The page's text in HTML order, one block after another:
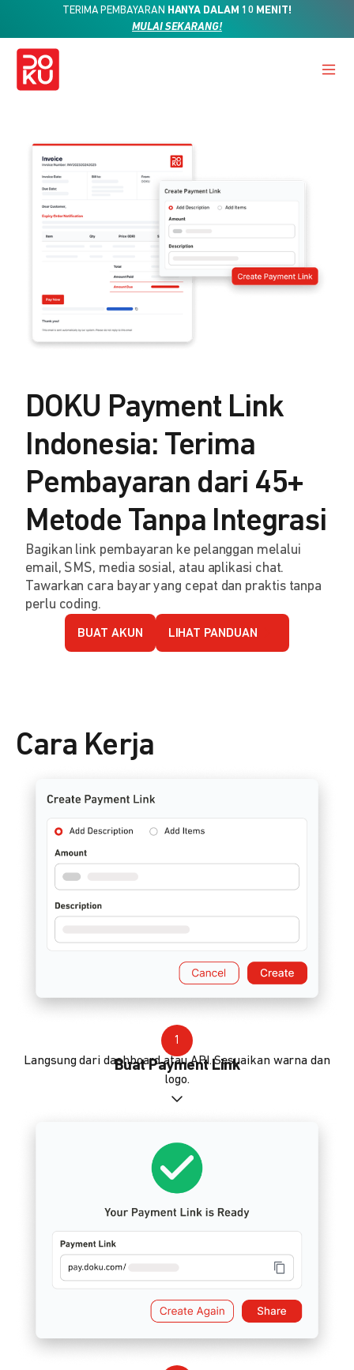
TERIMA PEMBAYARAN HANYA DALAM 10 MENIT!
MULAI SEKARANG!
DOKU Payment Link
Indonesia: Terima
Pembayaran dari 45+
Metode Tanpa Integrasi
Bagikan link pembayaran ke pelanggan melalui
email, SMS, media sosial, atau aplikasi chat.
Tawarkan cara bayar yang cepat dan praktis tanpa
perlu coding.
BUAT AKUN LIHAT PANDUAN
Cara Kerja
1
Buat Payment Link
Langsung dari dashboard atau API. Sesuaikan warna dan
logo.